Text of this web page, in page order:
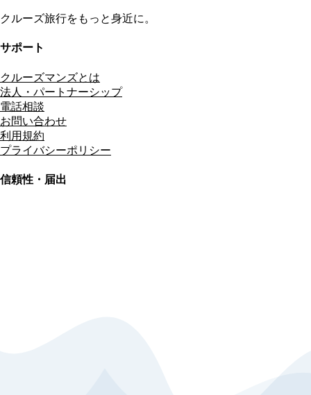
クルーズ旅行をもっと身近に。
サポート
クルーズマンズとは
法人・パートナーシップ
電話相談
お問い合わせ
利用規約
プライバシーポリシー
信頼性・届出